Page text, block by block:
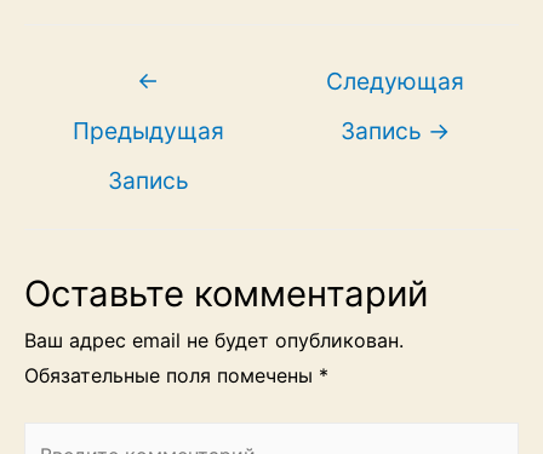
Навигация
записям
←
Предыдущая
Запись
Следующая
Запись →
Оставьте комментарий
Ваш адрес email не будет опубликован.
Обязательные поля помечены *